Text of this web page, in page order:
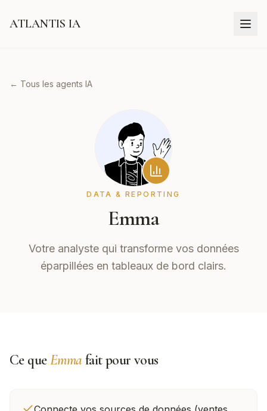
ATLANTIS IA
← Tous les agents IA
DATA & REPORTING
Emma
Votre analyste qui transforme vos données
éparpillées en tableaux de bord clairs.
Ce queEmma fait pour vous